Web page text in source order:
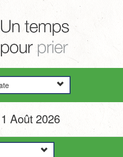
Août 2026